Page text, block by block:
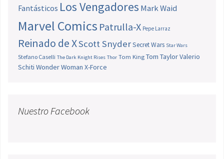
Fantásticos Los Vengadores Mark Waid
Marvel Comics Patrulla-X Pepe Larraz
Reinado de XScott SnyderSecret Wars Star Wars
Stefano Caselli The Dark Knight Rises Thor Tom King Tom TaylorValerio
Schiti Wonder Woman X-Force
Nuestro Facebook